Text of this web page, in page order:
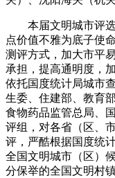
本届文明城市评选
点价值不雅为底子使
测评方式，加大市平
承担，提高通明度，
依托国度统计局城市
生委、住建部、教育
食物药品监管总局、
评组，对各省（区、
评，严酷根据国度统
全国文明城市（区）
分保举的全国文明村